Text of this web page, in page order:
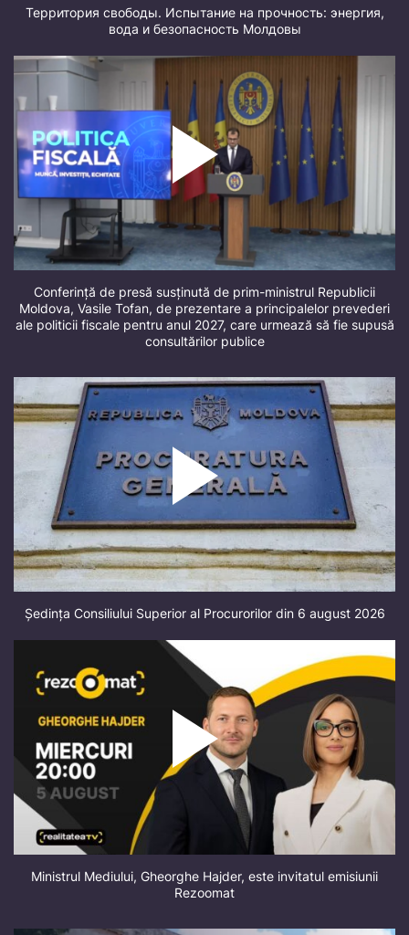
Территория свободы. Испытание на прочность: энергия,
вода и безопасность Молдовы
Conferință de presă susținută de prim-ministrul Republicii
Moldova, Vasile Tofan, de prezentare a principalelor prevederi
ale politicii fiscale pentru anul 2027, care urmează să fie supusă
consultărilor publice
Ședința Consiliului Superior al Procurorilor din 6 august 2026
Ministrul Mediului, Gheorghe Hajder, este invitatul emisiunii
Rezoomat